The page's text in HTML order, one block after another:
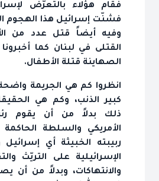
فقام هؤلاء بالتعرّض
فشنّت إسرائيل هذا الهجوم
وفيه أيضاً قتل عدد من
القتلى في لبنان كما
الصهاينة قتلة الأطفال.
انظروا كم هي الجريمة
كبير الذنب، وكم هي
ذلك بدلاً من أن يقوم
الأمريكي والسلطة
ربيبته الخبيثة أي
الإسرائيلية على التريّث
والانتهاكات، وبدلاً من أن